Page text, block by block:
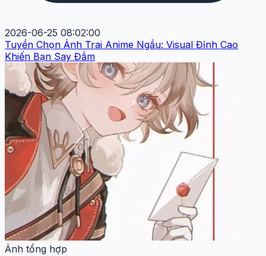
2026-06-25 08:02:00
Tuyển Chọn Ảnh Trai Anime Ngầu: Visual Đỉnh Cao
Khiến Bạn Say Đắm
Ảnh tổng hợp